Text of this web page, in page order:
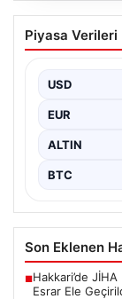
Veli
tutuklandı
Piyasa Verileri
USD
EUR
ALTIN
BTC
Son Eklenen
■Hakkari’de
Esrar Ele